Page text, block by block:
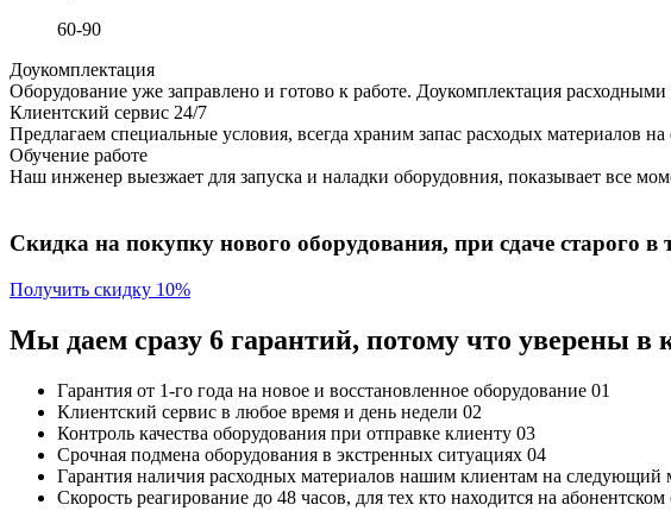
60-90
Доукомплектация
Оборудование уже заправлено и готово к работе. Доукомплектация
Клиентский сервис 24/7
Предлагаем специальные условия, всегда храним запас расходых материалов
Обучение работе
Наш инженер выезжает для запуска и наладки оборудовния, показывает все
Скидка на покупку нового оборудования, при сдаче старого в
Получить скидку 10%
Мы даем сразу 6 гарантий, потому что уверены в
Гарантия от 1-го года на новое и восстановленное оборудование 01
Клиентский сервис в любое время и день недели 02
Контроль качества оборудования при отправке клиенту 03
Срочная подмена оборудования в экстренных ситуациях 04
Гарантия наличия расходных материалов нашим клиентам на следующий
Скорость реагирование до 48 часов, для тех кто находится на